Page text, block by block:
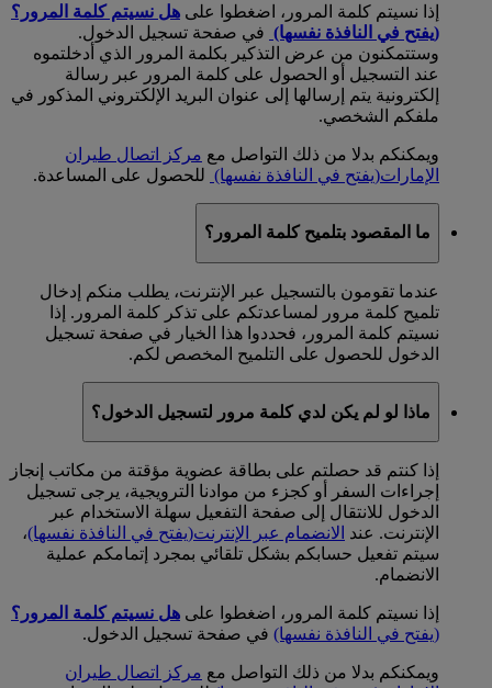
إذا نسيتم كلمة المرور، اضغطوا على هل نسيتم كلمة المرور؟
(يفتح في النافذة نفسها) في صفحة تسجيل الدخول.
وستتمكنون من عرض التذكير بكلمة المرور الذي أدخلتموه
عند التسجيل أو الحصول على كلمة المرور عبر رسالة
إلكترونية يتم إرسالها إلى عنوان البريد الإلكتروني المذكور في
ملفكم الشخصي.
ويمكنكم بدلا من ذلك التواصل مع مركز اتصال طيران
الإمارات(يفتح في النافذة نفسها) للحصول على المساعدة.
ما المقصود بتلميح كلمة المرور؟
عندما تقومون بالتسجيل عبر الإنترنت، يطلب منكم إدخال
تلميح كلمة مرور لمساعدتكم على تذكر كلمة المرور. إذا
نسيتم كلمة المرور، فحددوا هذا الخيار في صفحة تسجيل
الدخول للحصول على التلميح المخصص لكم.
ماذا لو لم يكن لدي كلمة مرور لتسجيل الدخول؟
إذا كنتم قد حصلتم على بطاقة عضوية مؤقتة من مكاتب إنجاز
إجراءات السفر أو كجزء من موادنا الترويجية، يرجى تسجيل
الدخول للانتقال إلى صفحة التفعيل سهلة الاستخدام عبر
الإنترنت. عند الانضمام عبر الإنترنت(يفتح في النافذة نفسها)،
سيتم تفعيل حسابكم بشكل تلقائي بمجرد إتمامكم عملية
الانضمام.
إذا نسيتم كلمة المرور، اضغطوا على هل نسيتم كلمة المرور؟
(يفتح في النافذة نفسها) في صفحة تسجيل الدخول.
ويمكنكم بدلا من ذلك التواصل مع مركز اتصال طيران